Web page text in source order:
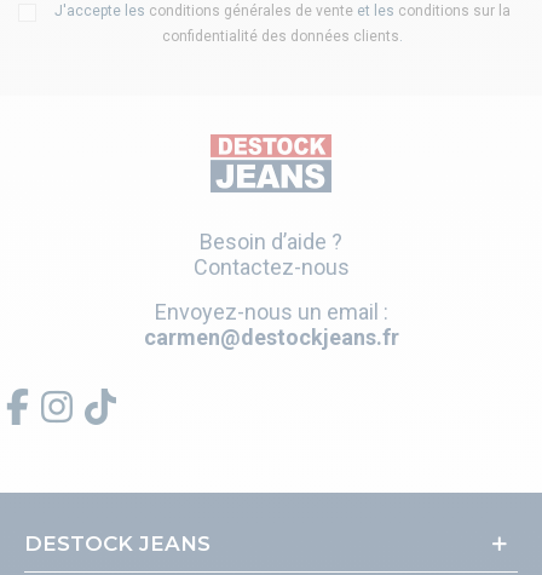
J'accepte les conditions générales de vente et les conditions sur la
confidentialité des données clients
Besoin d’aide ?
Contactez-nous
Envoyez-nous un email :
carmen@destockjeans.fr
DESTOCK JEANS